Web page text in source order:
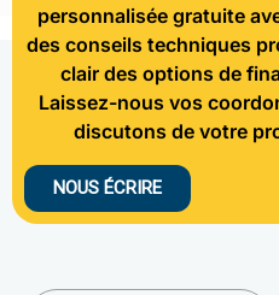
personnalisée gratuite
des conseils techniques
clair des options de
Laissez-nous vos
discutons de votre
NOUS ÉCRIRE